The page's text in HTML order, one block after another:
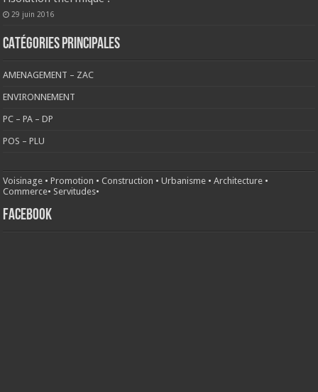
29 juin 2016
CATÉGORIES PRINCIPALES
AMENAGEMENT – ZAC
ENVIRONNEMENT
PC – PA – DP
POS – PLU
Voisinage •Promotion •Construction •Urbanisme •Architecture •
Commerce• Servitudes•
FACEBOOK